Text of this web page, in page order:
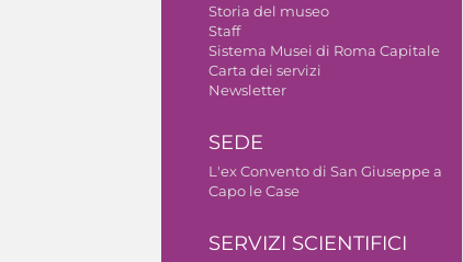
Storia del museo
Staff
Sistema Musei di Roma Capitale
Carta dei servizi
Newsletter
SEDE
L'ex Convento di San Giuseppe a
Capo le Case
SERVIZI SCIENTIFICI